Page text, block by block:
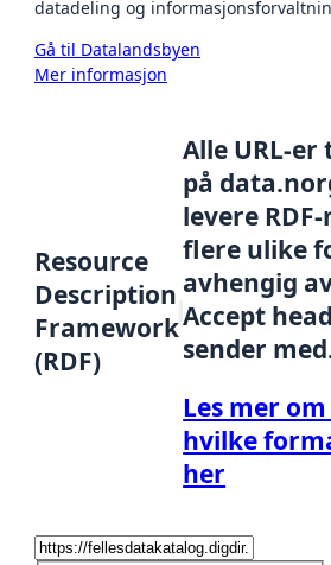
datadeling og
Gå til Datalandsbyen
Mer informasjon
Resource
Description
Framework
(RDF)
Alle URL-
på
levere
flere ulike
avhengig
Accept
sender
Les mer om
hvilke
her